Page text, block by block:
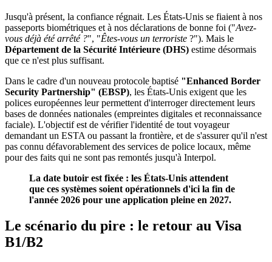
Jusqu'à présent, la confiance régnait. Les États-Unis se fiaient à nos
passeports biométriques et à nos déclarations de bonne foi ("Avez-
vous déjà été arrêté ?", "Êtes-vous un terroriste ?"). Mais le
Département de la Sécurité Intérieure (DHS) estime désormais
que ce n'est plus suffisant.
Dans le cadre d'un nouveau protocole baptisé "Enhanced Border
Security Partnership" (EBSP), les États-Unis exigent que les
polices européennes leur permettent d'interroger directement leurs
bases de données nationales (empreintes digitales et reconnaissance
faciale). L'objectif est de vérifier l'identité de tout voyageur
demandant un ESTA ou passant la frontière, et de s'assurer qu'il n'est
pas connu défavorablement des services de police locaux, même
pour des faits qui ne sont pas remontés jusqu'à Interpol.
La date butoir est fixée : les États-Unis attendent
que ces systèmes soient opérationnels d'ici la fin de
l'année 2026 pour une application pleine en 2027.
Le scénario du pire : le retour au Visa
B1/B2